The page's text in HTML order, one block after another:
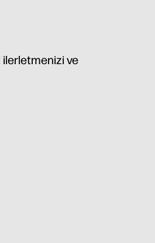
ilerletmenizi ve